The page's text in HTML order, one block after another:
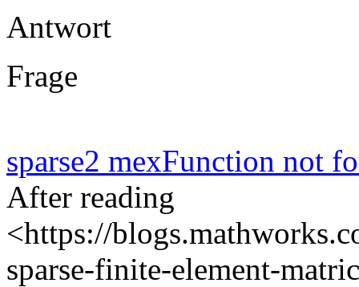
Antwort
Frage
sparse2 mexFunction not
After reading
<https://
sparse-finite-element-